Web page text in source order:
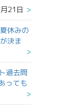
21日
休みの
決ま
過去問
っても